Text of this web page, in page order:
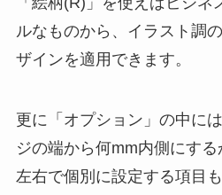
ルなものから、イラスト調
ザインを適用できます。
更に「オプション」の中に
ジの端から何mm内側にす
左右で個別に設定する項目